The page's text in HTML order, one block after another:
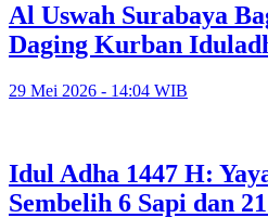
Al Uswah Surabaya
Daging Kurban
29 Mei 2026 - 14:04 WIB
Idul Adha 1447 H:
Sembelih 6 Sapi dan